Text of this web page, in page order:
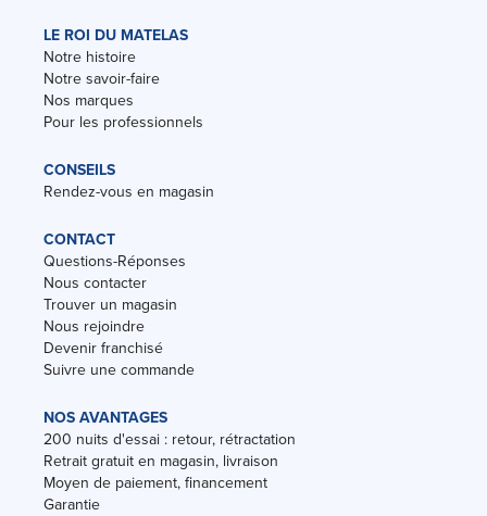
LE ROI DU MATELAS
Notre histoire
Notre savoir-faire
Nos marques
Pour les professionnels
CONSEILS
Rendez-vous en magasin
CONTACT
Questions-Réponses
Nous contacter
Trouver un magasin
Nous rejoindre
Devenir franchisé
Suivre une commande
NOS AVANTAGES
200 nuits d'essai : retour, rétractation
Retrait gratuit en magasin, livraison
Moyen de paiement, financement
Garantie